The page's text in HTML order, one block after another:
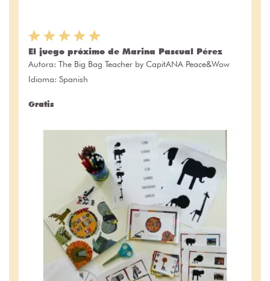
El juego próximo de Marina Pascual Pérez
Autora: The Big Bag Teacher by CapitANA Peace&Wow
Idioma: Spanish
Gratis